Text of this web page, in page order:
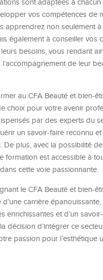
sont adaptées à
vos compétences de
apprendrez non seulement
également à conseiller vos
besoins, vous rendant
de leur
au CFA Beauté et bien-
choix pour votre avenir
par des experts du
un savoir-faire reconnu
De plus, avec la possibilité
formation est accessible à
cette voie passionnante.
le CFA Beauté et bien-
carrière
enrichissantes et d’un
décision d’intégrer ce
passion pour l’esthétique